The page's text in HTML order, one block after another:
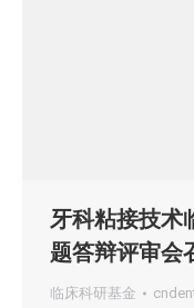
牙科粘接技术
题答辩评审会
临床科研基金